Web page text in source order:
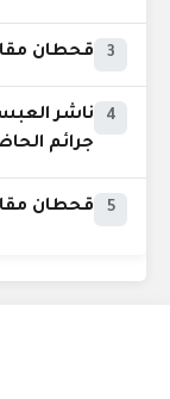
3 قحطان
4
ناشر
جرائم
5 قحطان